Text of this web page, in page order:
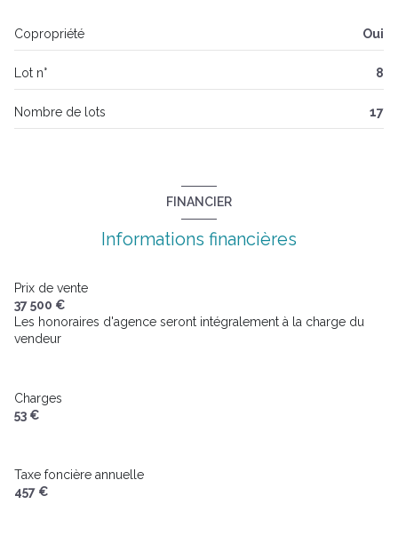
Copropriété Oui
Lot n° 8
Nombre de lots 17
FINANCIER
Informations financières
Prix de vente
37 500 €
Les honoraires d'agence seront intégralement à la charge du
vendeur
Charges
53 €
Taxe foncière annuelle
457 €